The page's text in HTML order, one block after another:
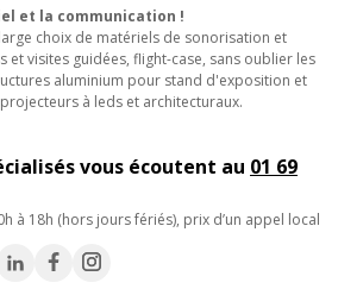
une transmission stable et un
pour les usages professionnels.
intenses sur scène ou lors de
Fresnel pourstructurer l’éclairage
de showroom ou de produits par
d’éclairage événementiel ou
et la communication !
choix de matériels de sonorisation et
et visites guidées, flight-case, sans oublier les
aluminium pour stand d'exposition et
à leds et architecturaux.
vous écoutent au 01 69
à 18h (hors jours fériés), prix d’un appel local